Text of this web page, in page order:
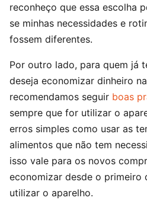
reconheço que essa escolha
se minhas necessidades e
fossem diferentes.
Por outro lado, para quem já
deseja economizar dinheiro
recomendamos seguir boas
sempre que for utilizar o
erros simples como usar as
alimentos que não tem
isso vale para os novos
economizar desde o primeiro
utilizar o aparelho.